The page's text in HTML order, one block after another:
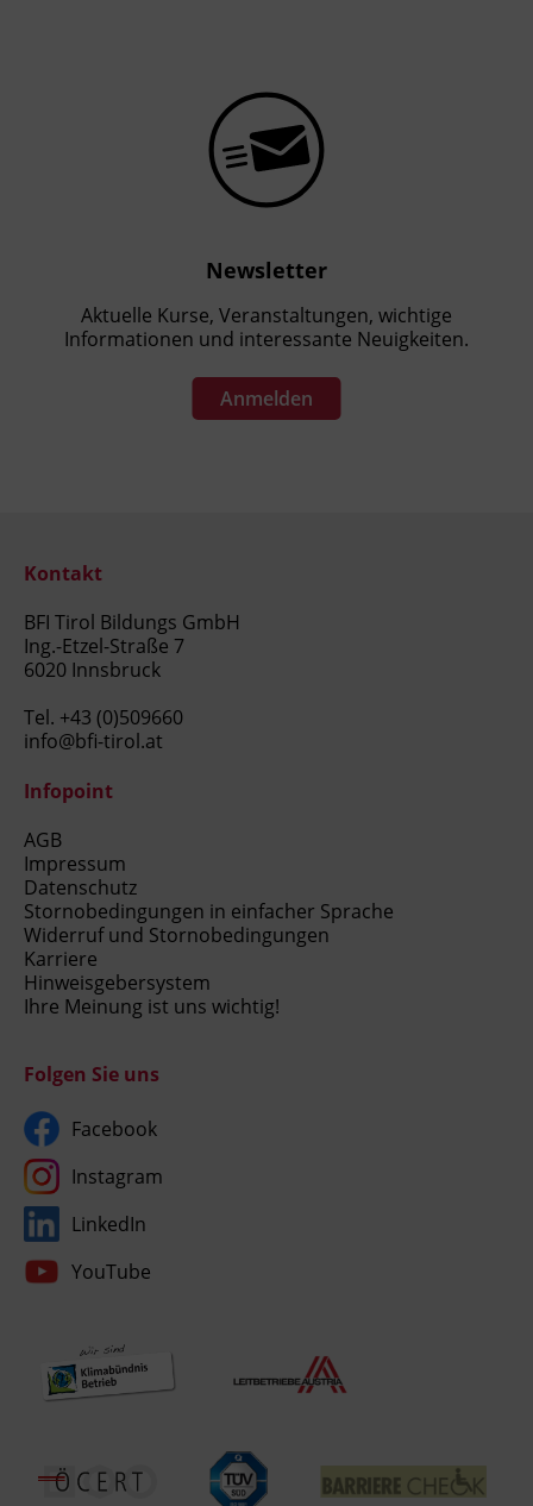
Newsletter
Aktuelle Kurse, Veranstaltungen, wichtige
Informationen und interessante Neuigkeiten.
Anmelden
Kontakt
BFI Tirol Bildungs GmbH
Ing.-Etzel-Straße 7
6020 Innsbruck
Tel. +43 (0)509660
info@bfi-tirol.at
Infopoint
AGB
Impressum
Datenschutz
Stornobedingungen in einfacher Sprache
Widerruf und Stornobedingungen
Karriere
Hinweisgebersystem
Ihre Meinung ist uns wichtig!
Folgen Sie uns
Facebook
Instagram
LinkedIn
YouTube